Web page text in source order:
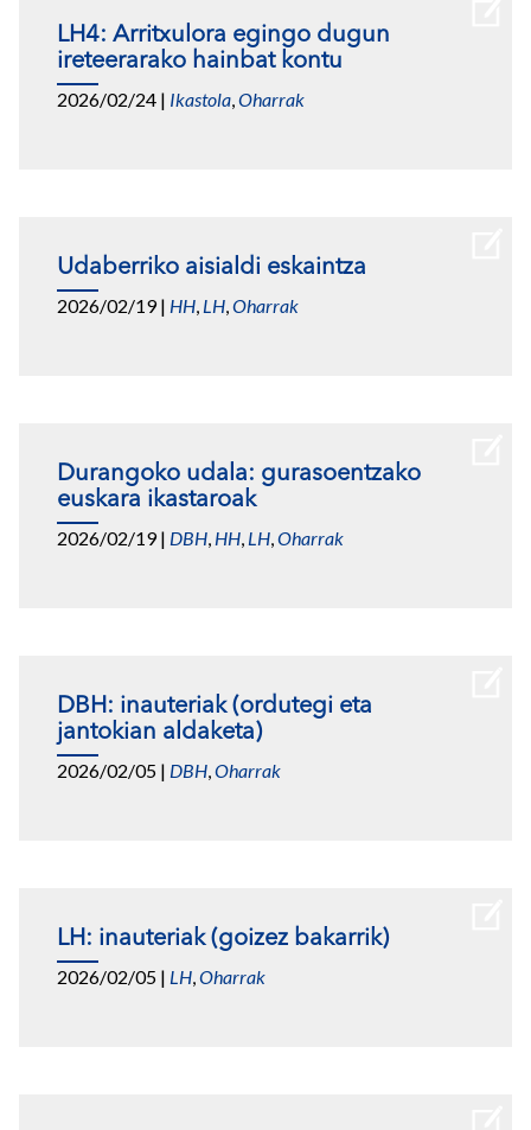
LH4: Arritxulora egingo dugun
ireteerarako hainbat kontu
2026/02/24 | Ikastola,Oharrak
Udaberriko aisialdi eskaintza
2026/02/19| HH, LH,Oharrak
Durangoko udala: gurasoentzako
euskara ikastaroak
2026/02/19| DBH, HH, LH,Oharrak
DBH: inauteriak (ordutegi eta
jantokian aldaketa)
2026/02/05 | DBH,Oharrak
LH: inauteriak (goizez bakarrik)
2026/02/05 | LH,Oharrak